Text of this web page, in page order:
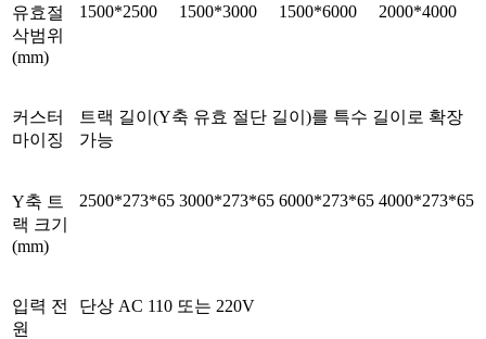
유효절
삭범위
(mm)
1500*2500 1500*3000 1500*6000 2000*4000
커스터
마이징
트랙 길이(Y축 유효 절단 길이)를 특수 길이로 확장
가능
Y축 트
랙 크기
(mm)
2500*273*65 3000*273*65 6000*273*65 4000*273*65
입력 전
원
단상 AC 110 또는 220V